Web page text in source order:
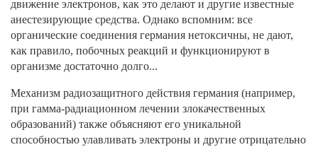
движение электронов, как это делают и другие известные
анестезирующие средства. Однако вспомним: все
органические соединения германия нетоксичны, не дают,
как правило, побочных реакций и функционируют в
организме достаточно долго...
Механизм радиозащитного действия германия (например,
при гамма-радиационном лечении злокачественных
образований) также объясняют его уникальной
способностью улавливать электроны и другие отрицательно